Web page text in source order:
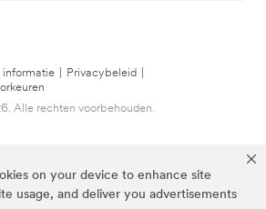
on your device to enhance site
usage, and deliver you advertisements
informatie Privacybeleid
Alle rechten voorbehouden.